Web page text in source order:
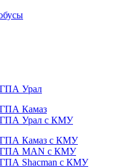
ГПА Урал
ГПА Камаз
ГПА Урал с КМУ
ГПА Камаз с КМУ
ГПА MAN с КМУ
ГПА Shacman с КМУ